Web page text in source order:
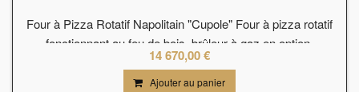
Four à Pizza Rotatif Napolitain "Cupole" Four à pizza rotatif
fonctionnant au feu de bois, brûleur à gaz en option.
Disponible en version 90, 108, 129, 147 cm de diamètre
intérieur.Fabriqué en Italie.
14 670,00 €
Ajouter au panier